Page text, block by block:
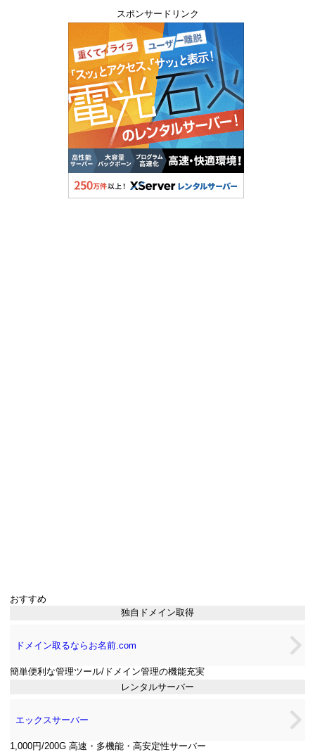
スポンサードリンク
おすすめ
独自ドメイン取得
ドメイン取るならお名前.com
簡単便利な管理ツール/ドメイン管理の機能充実
レンタルサーバー
エックスサーバー
1,000円/200G 高速・多機能・高安定性サーバー